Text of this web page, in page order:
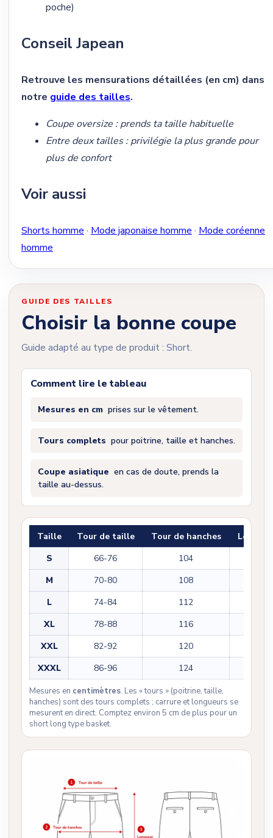
poche)
Conseil Japean
Retrouve les mensurations détaillées (en cm) dans
notre guide des tailles.
Coupe oversize : prends ta taille habituelle
Entre deux tailles : privilégie la plus grande pour
plus de confort
Voir aussi
Shorts homme · Mode japonaise homme · Mode coréenne
homme
GUIDE DES TAILLES
Choisir la bonne coupe
Guide adapté au type de produit : Short.
Comment lire le tableau
Mesures en cm prises sur le vêtement.
Tours complets pour poitrine, taille et hanches.
Coupe asiatique en cas de doute, prends la
taille au-dessus.
Taille Tour de taille Tour de hanches
S
66-76 104
M
70-80 108
L
74-84 112
XL
78-88 116
XXL
82-92 120
XXXL
86-96 124
Mesures en centimètres. Les « tours » (poitrine, taille,
hanches) sont des tours complets ; carrure et longueurs se
mesurent en direct. Comptez environ 5 cm de plus pour un
short long type basket.